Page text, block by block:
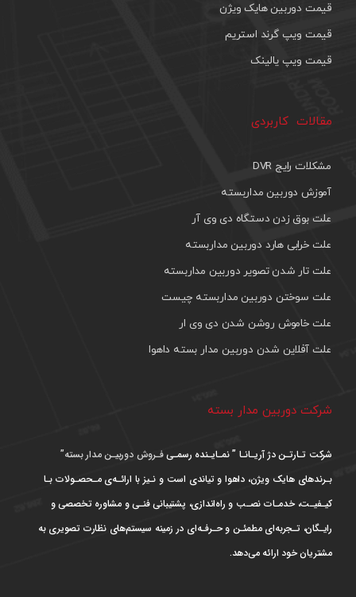
قیمت دوربین هایک ویژن
قیمت ویپ گرند استریم
قیمت ویپ یالینک
مقالات کاربردی
مشکلات رایج DVR
آموزش دوربین مداربسته
علت بوق زدن دستگاه دی وی آر
علت خرابی هارد دوربین مداربسته
علت تار شدن تصویر دوربین مداربسته
علت سوختن دوربین مداربسته چیست
علت خاموش روشن شدن دی وی ار
علت آفلاین شدن دوربین مدار بسته داهوا
شرکت دوربین مدار بسته
شرکت تـارتـن دژ آریـانـا ” نمـایـنده رسمـیفـروش دوربیـن مدار بسته”
بـرندهای هایک ویژن، داهوا و تیاندی است و نـیز با ارائـه‌ی مـحصـولات بـا
کیـفیـت، خدمـات نصـب و راه‌اندازی، پشتیبانی فنـی و مشاوره تخصصی و
رایـگان، تـجربه‌ای مطمئـن و حـرفـه‌ای در زمینه سیستم‌های نظارت تصویری به
مشتریان خود ارائه می‌دهد.